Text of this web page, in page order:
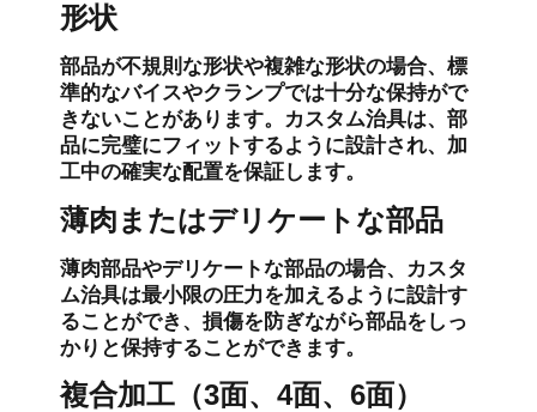
形状
部品が不規則な形状や複雑な形状の場合、標
準的なバイスやクランプでは十分な保持がで
きないことがあります。カスタム治具は、部
品に完璧にフィットするように設計され、加
工中の確実な配置を保証します。
薄肉またはデリケートな部品
薄肉部品やデリケートな部品の場合、カスタ
ム治具は最小限の圧力を加えるように設計す
ることができ、損傷を防ぎながら部品をしっ
かりと保持することができます。
複合加工（3面、4面、6面）